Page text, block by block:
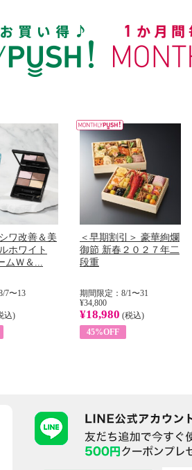
ワ改善＆美
ホワイト
ムＷ＆...
7〜13
込)
＜早期割引＞ 豪華絢爛
御節 新春２０２７年二
段重
期間限定：8/1〜31
¥34,800
¥18,980 (税込)
45%OFF